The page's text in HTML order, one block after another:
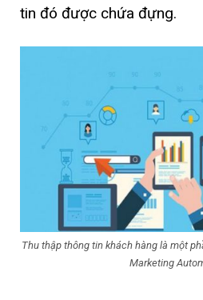
tin đó được chứa đựng.
Thu thập thông tin khách hàng là một
Marketing